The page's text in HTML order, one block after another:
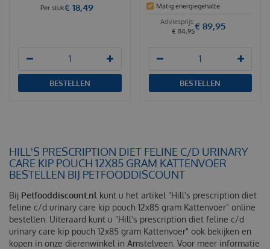
€ 18,49
Per stuk
BESTELLEN
Matig energiegehalte
€ 114,95€ 89,95
BESTELLEN
HILL'S PRESCRIPTION DIET FELINE C/D URINARY
CARE KIP POUCH 12X85 GRAM KATTENVOER
BESTELLEN BIJ PETFOODDISCOUNT
Bij Petfooddiscount.nl kunt u het artikel "Hill's prescription diet
feline c/d urinary care kip pouch 12x85 gram Kattenvoer" online
bestellen. Uiteraard kunt u "Hill's prescription diet feline c/d
urinary care kip pouch 12x85 gram Kattenvoer" ook bekijken en
kopen in onze dierenwinkel in Amstelveen. Voor meer informatie